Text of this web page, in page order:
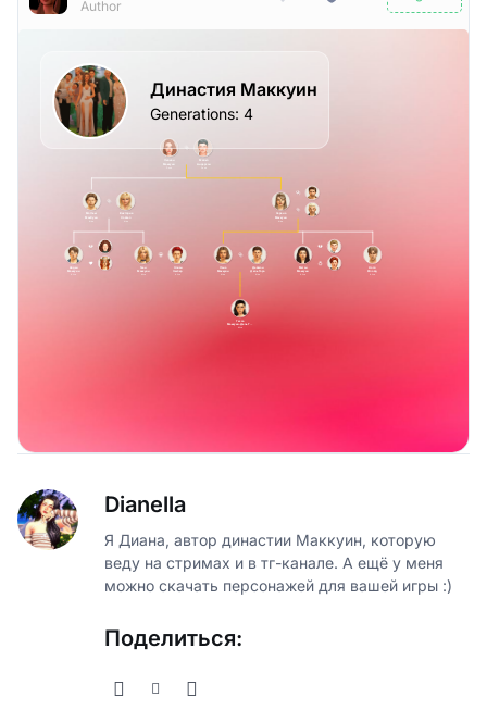
Dianella
Я Диана, автор династии Маккуин, которую
веду на стримах и в тг-канале. А ещё у меня
можно скачать персонажей для вашей игры :)
Поделиться: